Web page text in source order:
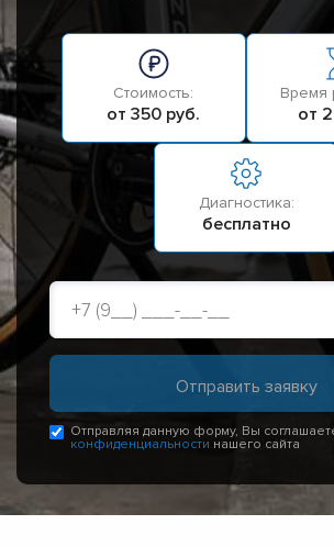
Стоимость:
от 350 руб.
Время
от
Диагностика:
бесплатно
Отправляя данную форму, Вы
конфиденциальности нашего сайта